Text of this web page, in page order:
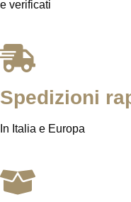
e verificati
Spedizioni
In Italia e Europa